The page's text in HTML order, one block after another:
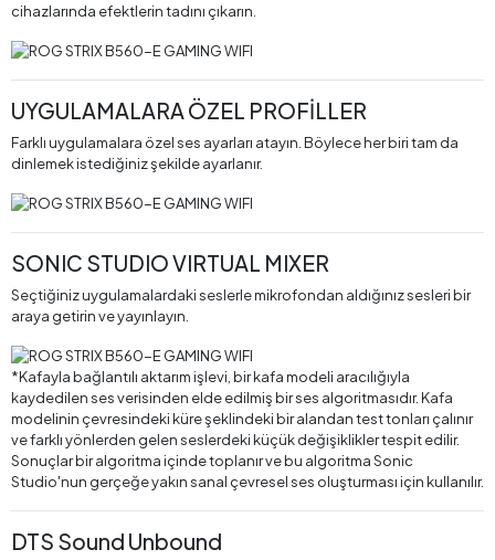
cihazlarında efektlerin tadını çıkarın.
UYGULAMALARA ÖZEL PROFİLLER
Farklı uygulamalara özel ses ayarları atayın. Böylece her biri tam da
dinlemek istediğiniz şekilde ayarlanır.
SONIC STUDIO VIRTUAL MIXER
Seçtiğiniz uygulamalardaki seslerle mikrofondan aldığınız sesleri bir
araya getirin ve yayınlayın.
*Kafayla bağlantılı aktarım işlevi, bir kafa modeli aracılığıyla
kaydedilen ses verisinden elde edilmiş bir ses algoritmasıdır. Kafa
modelinin çevresindeki küre şeklindeki bir alandan test tonları çalınır
ve farklı yönlerden gelen seslerdeki küçük değişiklikler tespit edilir.
Sonuçlar bir algoritma içinde toplanır ve bu algoritma Sonic
Studio'nun gerçeğe yakın sanal çevresel ses oluşturması için kullanılır.
DTS Sound Unbound